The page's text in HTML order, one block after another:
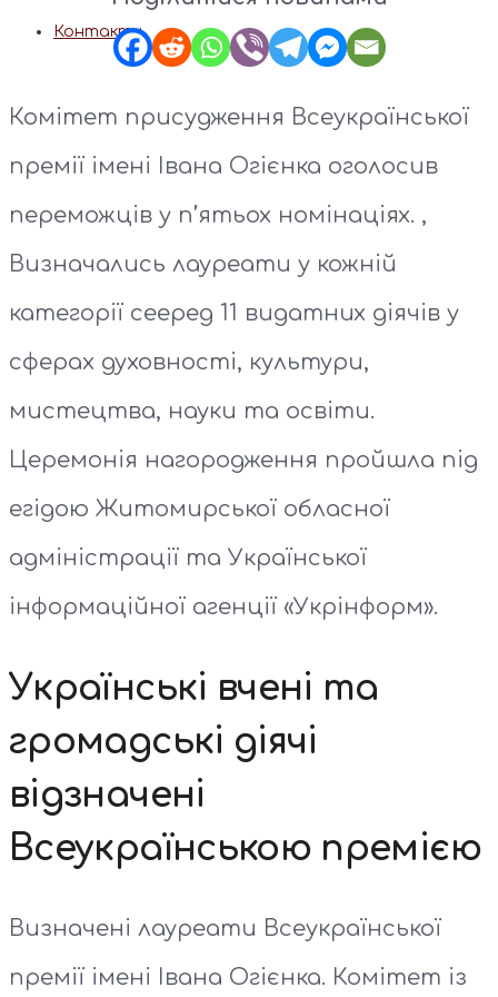
Контакти
Комітет присудження Всеукраїнської
премії імені Івана Огієнка оголосив
переможців у п’ятьох номінаціях. ,
Визначались лауреати у кожній
категорії сееред 11 видатних діячів у
сферах духовності, культури,
мистецтва, науки та освіти.
Церемонія нагородження пройшла під
егідою Житомирської обласної
адміністрації та Української
інформаційної агенції «Укрінформ».
Українські вчені та
громадські діячі
відзначені
Всеукраїнською премією
Визначені лауреати Всеукраїнської
премії імені Івана Огієнка. Комітет із